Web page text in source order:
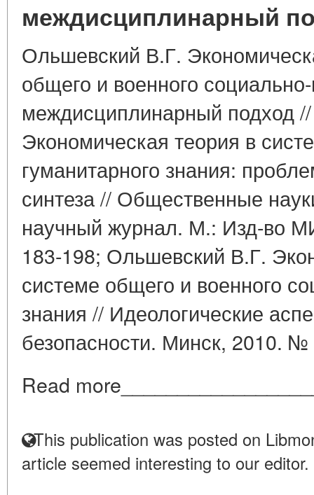
междисциплинарный
Ольшевский В.Г.
общего и военного
междисциплинарный подход
Экономическая теория в
гуманитарного знания:
синтеза // Общественные
научный журнал. М.: Изд-во
183-198; Ольшевский В.Г.
системе общего и военного
знания // Идеологические
безопасности. Минск, 2010.
Read
This publication was posted on
article seemed interesting to our editor.